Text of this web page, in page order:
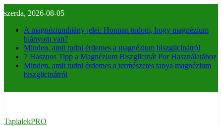
a
tartalomra
szerda, 2026-08-05
A magnéziumhiány jelei: Honnan tudom, hogy magnézium
hiányom van?
Minden, amit tudni érdemes a magnézium biszglicinátról
7 Hasznos Tipp a Magnézium Biszglicinát Por Használatához
Minden, amit tudni érdemes a természetes tanya magnézium
biszglicinátról
TaplalekPRO